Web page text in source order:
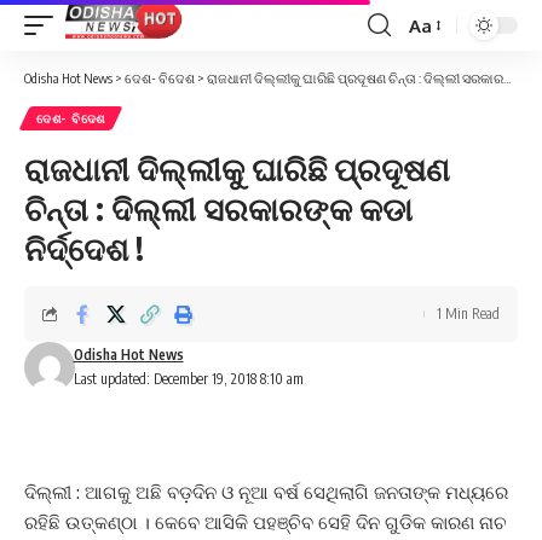
Font
Resizer
Aa
Odisha Hot News > ଦେଶ- ବିଦେଶ > ରାଜଧାନୀ ଦିଲ୍ଲୀକୁ ଘାରିଛି ପ୍ରଦୂଷଣ ଚିନ୍ତା : ଦିଲ୍ଲୀ ସରକାରଙ୍କ କଡା ନିର୍ଦ୍ଦେଶ !
ଦେଶ- ବିଦେଶ
ରାଜଧାନୀ ଦିଲ୍ଲୀକୁ ଘାରିଛି ପ୍ରଦୂଷଣ
ଚିନ୍ତା : ଦିଲ୍ଲୀ ସରକାରଙ୍କ କଡା
ନିର୍ଦ୍ଦେଶ !
Last updated: December 19, 2018 8:10 am
Odisha Hot News
1 Min Read
ଦିଲ୍ଲୀ : ଆଗକୁ ଅଛି ବଡ଼ଦିନ ଓ ନୂଆ ବର୍ଷ ସେଥିଲାଗି ଜନତାଙ୍କ ମଧ୍ୟରେ
ରହିଛି ଉତ୍କଣ୍ଠା । କେବେ ଆସିକି ପହଞ୍ଚିବ ସେହି ଦିନ ଗୁଡିକ କାରଣ ନାଚ